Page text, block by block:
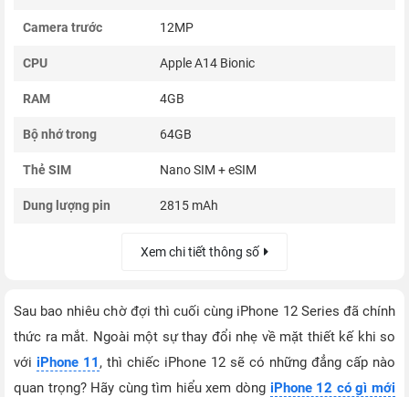
Sau bao nhiêu chờ đợi thì cuối cùng iPhone 12 Series đã chính
thức ra mắt. Ngoài một sự thay đổi nhẹ về mặt thiết kế khi so
với iPhone 11 , thì chiếc iPhone 12 sẽ có những đẳng cấp nào
quan trọng? Hãy cùng tìm hiểu xem dòng iPhone 12 có gì mới
Camera trước 12MP
CPU Apple A14 Bionic
RAM 4GB
Bộ nhớ trong 64GB
Thẻ SIM Nano SIM + eSIM
Dung lượng pin 2815 mAh
Xem chi tiết thông số